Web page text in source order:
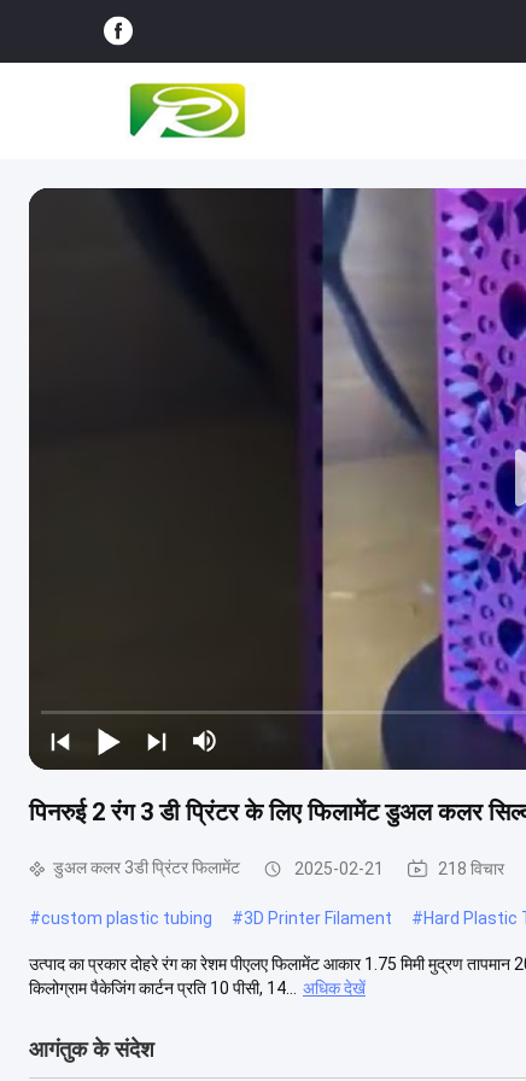
पिनरुई 2 रंग 3 डी प्रिंटर के लिए फिलामेंट डुअल कलर
डुअल कलर 3डी प्रिंटर फिलामेंट 2025-02-21 218 विचार
#custom plastic tubing #3D Printer Filament #Hard Plastic
उत्पाद का प्रकार दोहरे रंग का रेशम पीएलए फिलामेंट आकार 1.75 मिमी मुद्रण
किलोग्राम पैकेजिंग कार्टन प्रति 10 पीसी, 14...
अधिक देखें
आगंतुक के संदेश